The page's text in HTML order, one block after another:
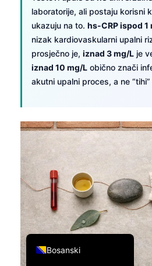
laboratorije, ali postaju korisni
ukazuju na to. hs-CRP ispod 1
nizak kardiovaskularni upalni
prosječno je, iznad 3 mg/L je
iznad 10 mg/L obično znači
akutni upalni proces, a ne
Bosanski
English
Deutsch
العربية
Français
עִבְרִית
Italiano
Ελληνικά
Türkçe
Română
简体中文